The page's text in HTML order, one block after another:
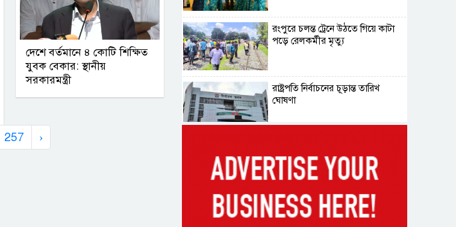
দেশে বর্তমানে ৪ কোটি শিক্ষিত
যুবক বেকার: স্থানীয়
সরকারমন্ত্রী
257 ›
রংপুরে চলন্ত ট্রেনে উঠতে গিয়ে কাটা
পড়ে রেলকর্মীর মৃত্যু
রাষ্ট্রপতি নির্বাচনের চূড়ান্ত তারিখ
ঘোষণা
স্মৃতিতে এখনও ৫ আগস্ট
ভিসাসেবা নিয়ে ভারতীয় হাইকমিশনের
সতর্কতা জারি